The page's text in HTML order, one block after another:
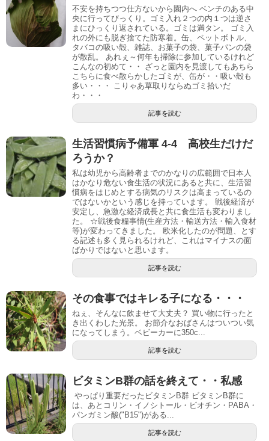
不安を持ちつつ仕方ないから園内へ ベンチのある中
央に行ってびっくり。ゴミ入れ２つの内１つは逆さ
まにひっくり返されている。ゴミは満タン。 ゴミ入
れの外にも脱ぎ捨てた防寒着。缶、ペットボトル、
タバコの吸い殻、雑誌、お菓子の袋、菓子パンの袋
が散乱。 あれぇ～何年も掃除に参加しているけれど
こんなの初めて・・ ざっと園内を見渡してもあちら
こちらに食べ散らかしたゴミが、缶が・・吸い殻も
多い・・・ こりゃあ草取りならぬゴミ拾いだ
わ・・・
記事を読む
生活習慣病予備軍 4-4 高校生だけだ
ろうか？
私は幼児から高齢者までのかなりの広範囲で日本人
はかなり危ない食生活の状況にあると共に、生活習
慣病をはじめとする病気のリスクは高まっているの
ではないかという感じを持っています。 戦後経済が
安定し、急激な経済成長と共に食生活も変わりまし
た。 ☆戦後食糧事情(生産方法・輸送方法・輸入食材
等)が変わってきました。 欧米化したのが問題、とす
る記述も多く見られるけれど、これはマイナスの面
ばかりではないと思います。
記事を読む
その食事ではキレる子になる・・・
ねぇ、そんなに飲ませて大丈夫？ 買い物に行ったと
き出くわした光景。 お節介なおばさんはついつい気
になってしまう。ベビーカーに350c...
記事を読む
ビタミンB群の話を終えて・・私感
やっぱり重要だったビタミンB群 ビタミンB群に
は、あとコリン・イノシトール・ビオチン・PABA・
パンガミン酸("B15")がある...
記事を読む